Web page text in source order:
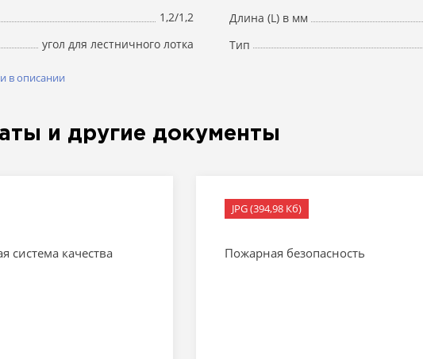
1,2/1,2 Длина (L) в мм
угол для лестничного лотка Тип
в описании
и другие документы
система качества
JPG (394,98 Кб)
Пожарная безопасность